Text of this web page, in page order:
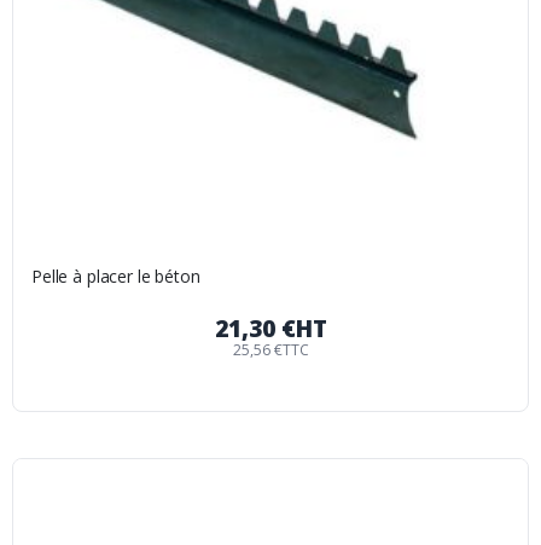
Pelle à placer le béton
21,30 €HT
25,56 €TTC